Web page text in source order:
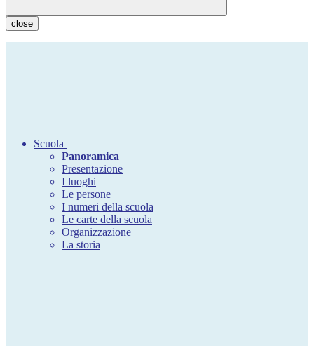
close
Scuola
Panoramica
Presentazione
I luoghi
Le persone
I numeri della scuola
Le carte della scuola
Organizzazione
La storia